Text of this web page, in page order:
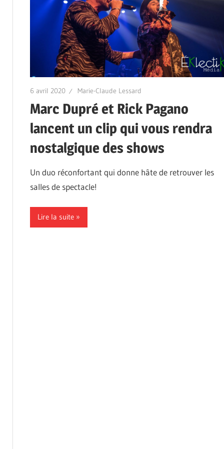
6 avril 2020 Marie-Claude Lessard
Marc Dupré et Rick Pagano
lancent un clip qui vous rendra
nostalgique des shows
Un duo réconfortant qui donne hâte de retrouver les
salles de spectacle!
Lire la suite